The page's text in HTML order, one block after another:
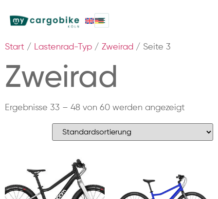
Start / Lastenrad-Typ / Zweirad / Seite 3
Zweirad
Ergebnisse 33 – 48 von 60 werden angezeigt